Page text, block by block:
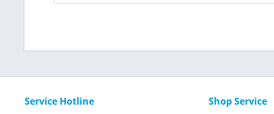
Service Hotline Shop Service